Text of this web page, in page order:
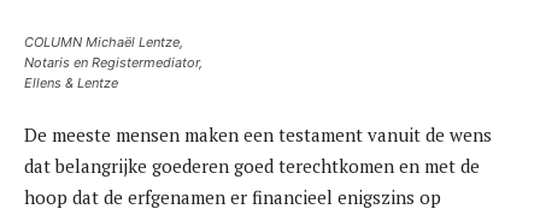
COLUMN Michaël Lentze,
Notaris en Registermediator,
Ellens & Lentze
De meeste mensen maken een testament vanuit de wens
dat belangrijke goederen goed terechtkomen en met de
hoop dat de erfgenamen er financieel enigszins op